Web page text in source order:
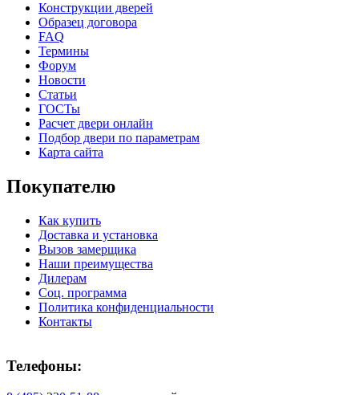
КНТ ВЕНГЕ
C71
C73
Конструкции дверей
Образец договора
FAQ
Термины
Форум
Новости
Статьи
ГОСТы
Расчет двери онлайн
Подбор двери по параметрам
Карта сайта
Покупателю
Как купить
Доставка и установка
Вызов замерщика
Наши преимущества
Дилерам
Соц. программа
Политика конфиденциальности
Контакты
Телефоны: